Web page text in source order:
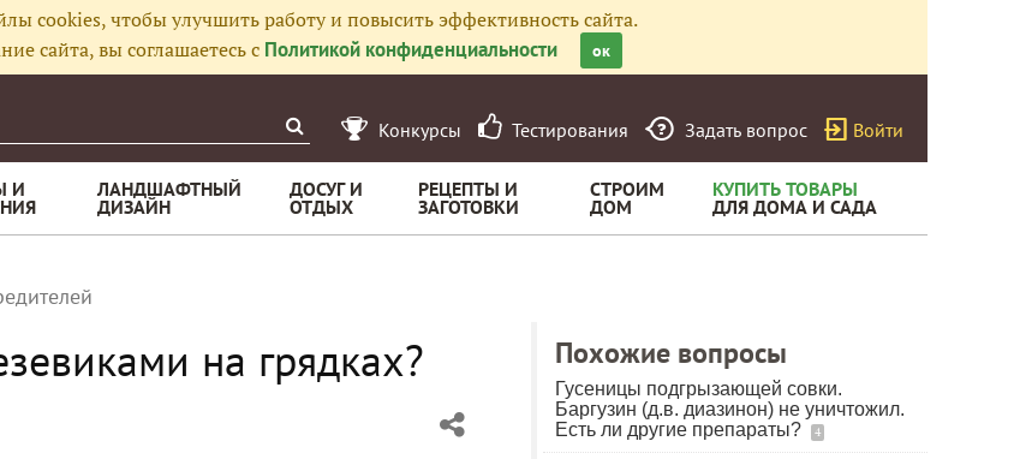
cookies, чтобы улучшить работу и повысить эффективность сайта.
сайта, вы соглашаетесь с Политикой конфиденциальности ок
Конкурсы Тестирования Задать вопрос Войти
И ЛАНДШАФТНЫЙ
ДИЗАЙН
ДОСУГ И
ОТДЫХ
РЕЦЕПТЫ И
ЗАГОТОВКИ
СТРОИМ
ДОМ
КУПИТЬ ТОВАРЫ
ДЛЯ ДОМА И САДА
на грядках? Похожие вопросы
Гусеницы подгрызающей совки.
Баргузин (д.в. диазинон) не уничтожил.
Есть ли другие препараты?
4